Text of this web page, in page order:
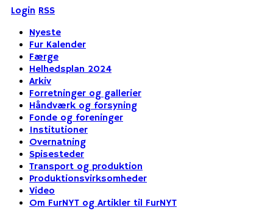
Login RSS
Nyeste
Fur Kalender
Færge
Helhedsplan 2024
Arkiv
Forretninger og gallerier
Håndværk og forsyning
Fonde og foreninger
Institutioner
Overnatning
Spisesteder
Transport og produktion
Produktionsvirksomheder
Video
Om FurNYT og Artikler til FurNYT